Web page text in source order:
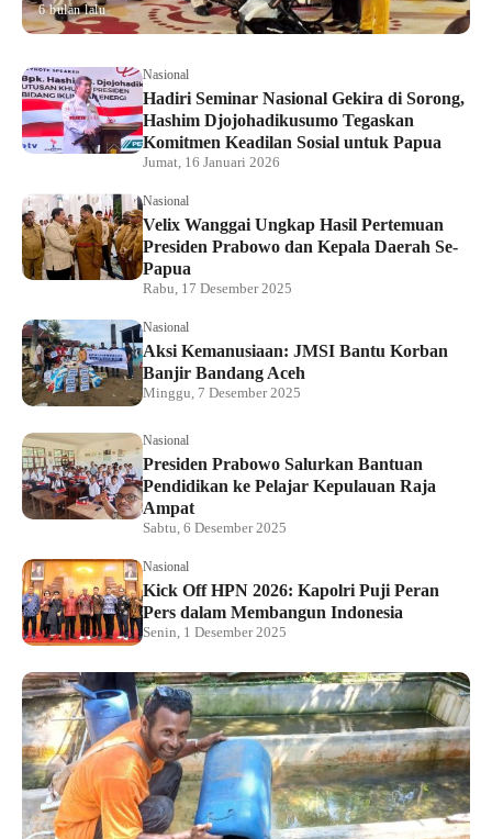
6 bulan lalu
Nasional
Hadiri Seminar Nasional Gekira di Sorong,
Hashim Djojohadikusumo Tegaskan
Komitmen Keadilan Sosial untuk Papua
Jumat, 16 Januari 2026
Nasional
Velix Wanggai Ungkap Hasil Pertemuan
Presiden Prabowo dan Kepala Daerah Se-
Papua
Rabu, 17 Desember 2025
Nasional
Aksi Kemanusiaan: JMSI Bantu Korban
Banjir Bandang Aceh
Minggu, 7 Desember 2025
Nasional
Presiden Prabowo Salurkan Bantuan
Pendidikan ke Pelajar Kepulauan Raja
Ampat
Sabtu, 6 Desember 2025
Nasional
Kick Off HPN 2026: Kapolri Puji Peran
Pers dalam Membangun Indonesia
Senin, 1 Desember 2025